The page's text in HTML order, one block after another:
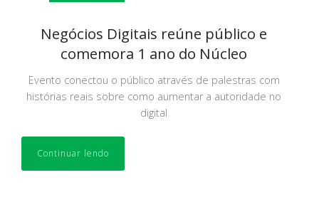
Negócios Digitais reúne público e
comemora 1 ano do Núcleo
Evento conectou o público através de palestras com
histórias reais sobre como aumentar a autoridade no
digital
Continuar lendo